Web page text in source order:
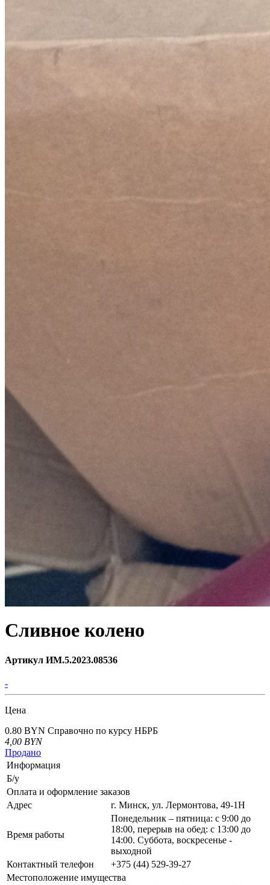
Сливное колено
Артикул ИМ.5.2023.08536
-
Цена
0.80 BYN Справочно по курсу НБРБ
4,00 BYN
Продано
Информация
Б/у
Оплата и оформление заказов
Адрес
г. Минск, ул. Лермонтова, 49-1Н
Время работы
Понедельник – пятница: с 9:00 до
18:00, перерыв на обед: с 13:00 до
14:00. Суббота, воскресенье -
выходной
Контактный телефон
+375 (44) 529-39-27
Местоположение имущества